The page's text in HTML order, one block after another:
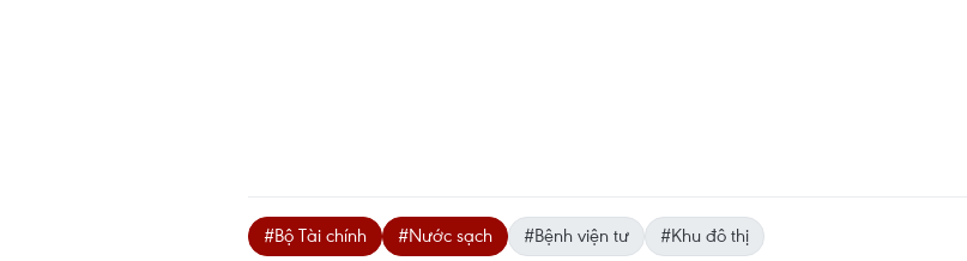
#Bộ Tài chính #Nước sạch #Bệnh viện tư #Khu đô thị